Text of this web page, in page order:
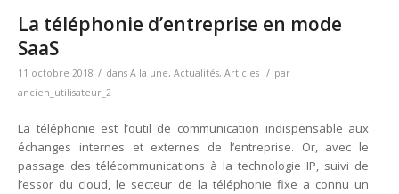
La téléphonie d’entreprise en mode
SaaS
11 octobre 2018 / dans A la une, Actualités, Articles / par
ancien_utilisateur_2
La téléphonie est l’outil de communication indispensable aux
échanges internes et externes de l’entreprise. Or, avec le
passage des télécommunications à la technologie IP, suivi de
l’essor du cloud, le secteur de la téléphonie fixe a connu un